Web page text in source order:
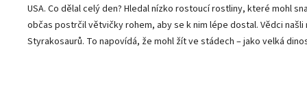
USA. Co dělal celý den? Hledal nízko rostoucí rostliny, které mohl
občas postrčil větvičky rohem, aby se k nim lépe dostal. Vědci
Styrakosaurů. To napovídá, že mohl žít ve stádech – jako velká